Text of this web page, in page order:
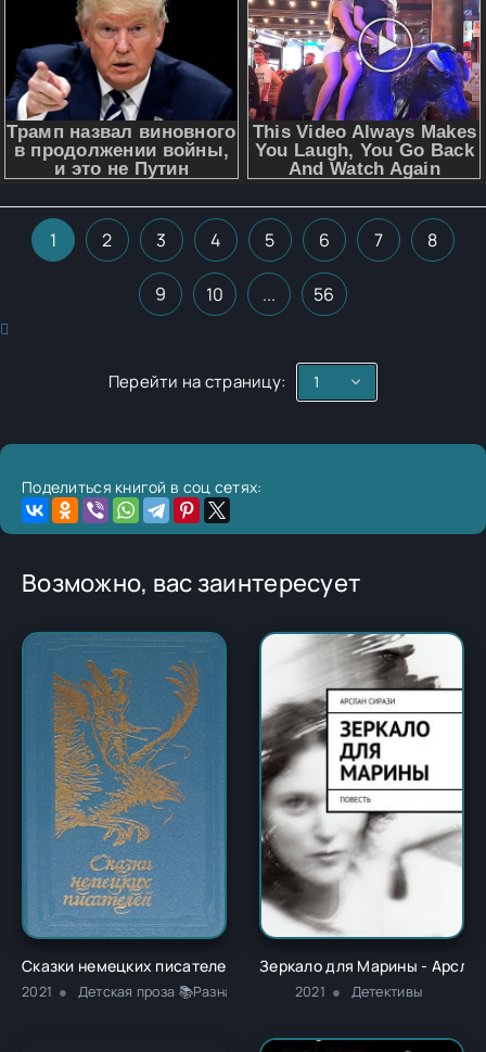
1 2 3 4 5 6 7 8
9 10 ... 56
Перейти на страницу:
Поделиться книгой в соц сетях:
Возможно, вас заинтересует
Сказки немецких писателей - Новалис
2021 Детская проза 📚Разная литература
Зеркало для Марины -
2021 Детективы